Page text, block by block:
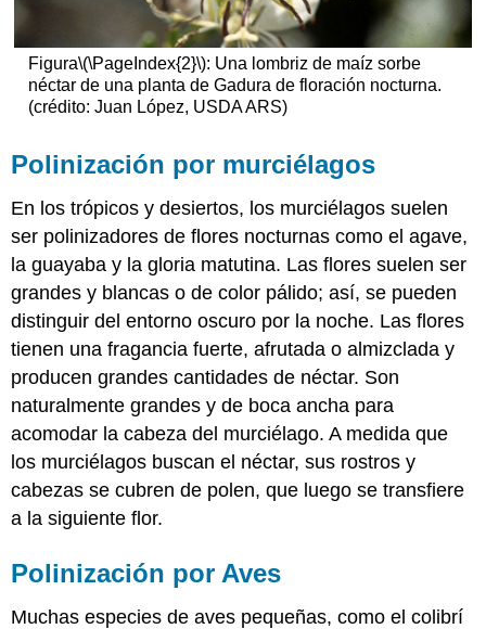
Figura\(\PageIndex{2}\): Una lombriz de maíz sorbe
néctar de una planta de Gadura de floración nocturna.
(crédito: Juan López, USDA ARS)
Polinización por murciélagos
En los trópicos y desiertos, los murciélagos suelen
ser polinizadores de flores nocturnas como el agave,
la guayaba y la gloria matutina. Las flores suelen ser
grandes y blancas o de color pálido; así, se pueden
distinguir del entorno oscuro por la noche. Las flores
tienen una fragancia fuerte, afrutada o almizclada y
producen grandes cantidades de néctar. Son
naturalmente grandes y de boca ancha para
acomodar la cabeza del murciélago. A medida que
los murciélagos buscan el néctar, sus rostros y
cabezas se cubren de polen, que luego se transfiere
a la siguiente flor.
Polinización por Aves
Muchas especies de aves pequeñas, como el colibrí